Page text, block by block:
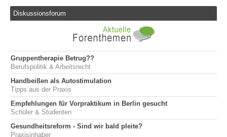
Diskussionsforum
Gruppentherapie Betrug??
Berufspolitik & Arbeitsrecht
Handbeißen als Autostimulation
Tipps aus der Praxis
Empfehlungen für Vorpraktikum in Berlin gesucht
Schüler & Studenten
Gesundheitsreform - Sind wir bald pleite?
Praxisinhaber